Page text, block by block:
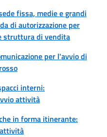
fissa, medie e grandi
di autorizzazione per
struttura di vendita
per l'avvio di
interni:
attività
in forma itinerante: